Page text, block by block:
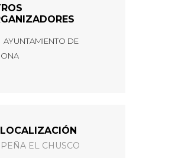
AYUNTAMIENTO DE
LOCALIZACIÓN
PEÑA EL CHUSCO